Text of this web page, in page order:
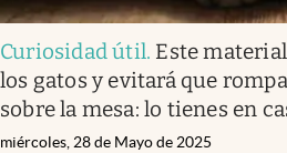
Curiosidad útil. Este
los gatos y evitará que
sobre la mesa: lo tienes en
miércoles, 28 de Mayo de 2025